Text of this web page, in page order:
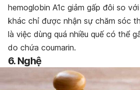
hemoglobin A1c giảm gấp đôi so
khác chỉ được nhận sự chăm sóc
là việc dùng quá nhiều quế có thể
do chứa coumarin.
6. Nghệ